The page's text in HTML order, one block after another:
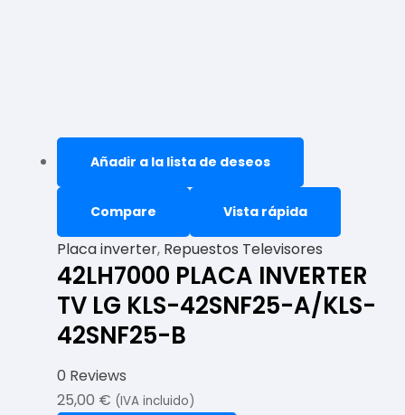
Añadir a la lista de deseos
Compare Vista rápida
Placa inverter, Repuestos Televisores
42LH7000 PLACA INVERTER
TV LG KLS-42SNF25-A/KLS-
42SNF25-B
0 Reviews
25,00 € (IVA incluido)